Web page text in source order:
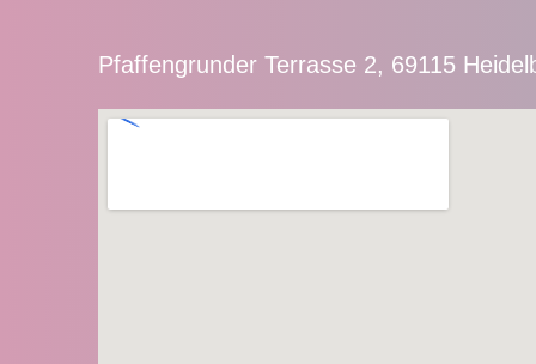
Pfaffengrunder Terrasse 2, 69115